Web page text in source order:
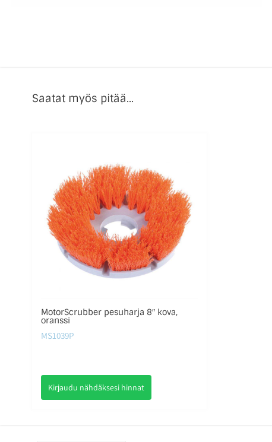
Saatat myös pitää...
MotorScrubber pesuharja 8″ kova,
oranssi
MS1039P
Kirjaudu nähdäksesi hinnat